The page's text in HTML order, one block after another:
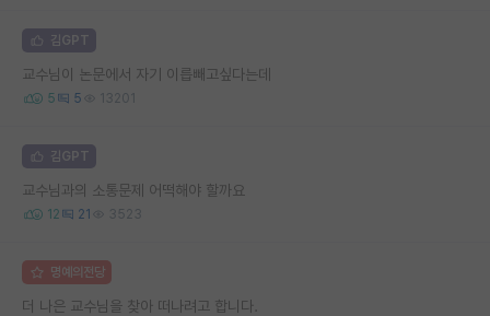
김GPT
교수님이 논문에서 자기 이릅빼고싶다는데
5 5 13201
김GPT
교수님과의 소통문제 어떡해야 할까요
12 21 3523
명예의전당
더 나은 교수님을 찾아 떠나려고 합니다.